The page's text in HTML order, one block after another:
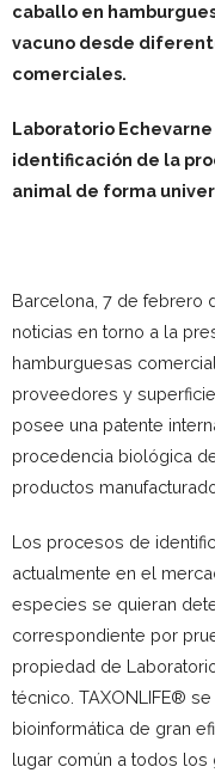
caballo en
vacuno desde
comerciales.
Laboratorio
identificación de la
animal de forma
Barcelona, 7 de febrero
noticias en torno a la
hamburguesas
proveedores y
posee una patente
procedencia biológica
productos
Los procesos de
actualmente en el
especies se quieran
correspondiente por
propiedad de
técnico. TAXONLIFE®
bioinformática de gran
lugar común a todos los